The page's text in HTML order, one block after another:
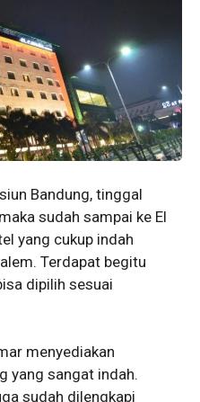
Bandung, tinggal
sudah sampai ke El
yang cukup indah
Terdapat begitu
dipilih sesuai
menyediakan
yang sangat indah.
sudah dilengkapi